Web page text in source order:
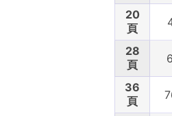
20
頁
28
頁
36
頁